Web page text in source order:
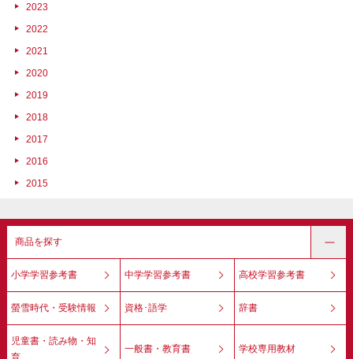
2023
2022
2021
2020
2019
2018
2017
2016
2015
商品を探す
小学学習参考書 中学学習参考書 高校学習参考書
螢雪時代・受験情報 資格･語学 辞書
児童書・読み物・知
一般書・教育書 学校専用教材